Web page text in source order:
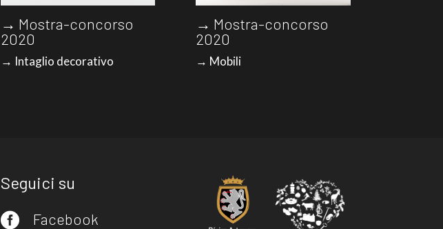
→ Mostra-concorso
2020
→ Intaglio decorativo
→ Mostra-concorso
2020
→ Mobili
Seguici su
 Facebook